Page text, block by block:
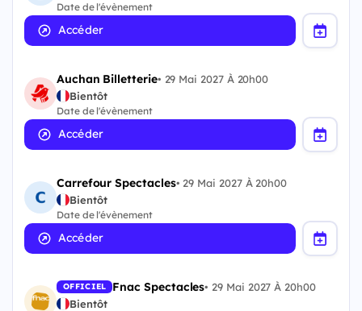
Date de l'évènement
Accéder
Auchan Billetterie• 29 Mai 2027 À 20h00
Bientôt
Date de l'évènement
Accéder
Carrefour Spectacles• 29 Mai 2027 À 20h00
Bientôt
Date de l'évènement
Accéder
OFFICIEL Fnac Spectacles• 29 Mai 2027 À 20h00
Bientôt